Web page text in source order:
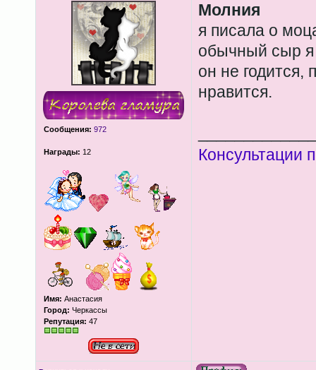
Сообщения: 972
Награды: 12
Имя: Анастасия
Город: Черкассы
Репутация: 47
Молния
я писала о
обычный сыр я
он не годится,
нравится.
Консультации